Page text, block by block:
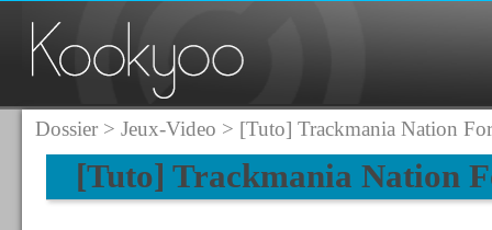
Dossier> Jeux-Video > [Tuto] Trackmania Nation
[Tuto] Trackmania Nation